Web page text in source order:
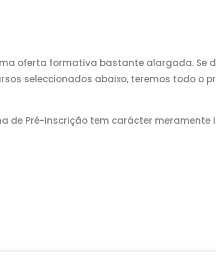
oferta formativa bastante alargada.
seleccionados abaixo, teremos todo
de Pré-Inscrição tem carácter